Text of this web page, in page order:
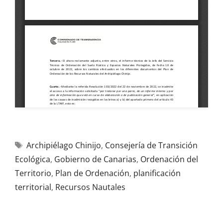
Archipiélago Chinijo, Consejería de Transición
Ecológica, Gobierno de Canarias, Ordenación del
Territorio, Plan de Ordenación, planificación
territorial, Recursos Nautales